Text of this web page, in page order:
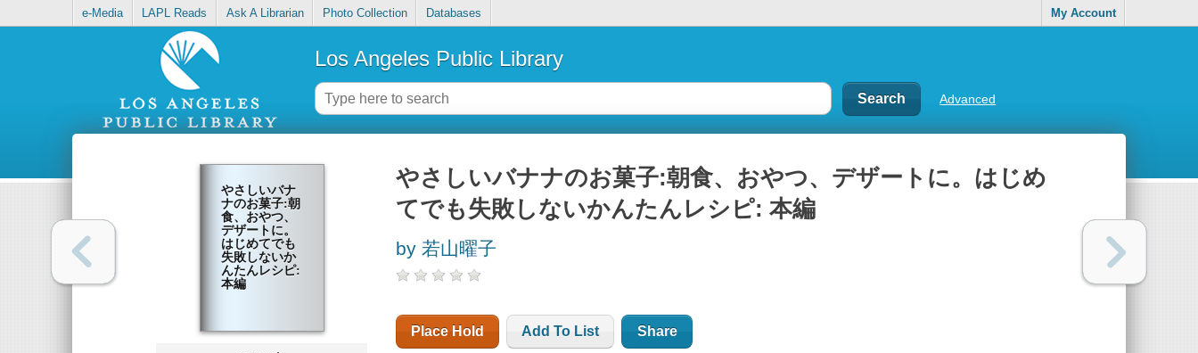
e-Media LAPL Reads Ask A Librarian Photo Collection Databases My Account
Los Angeles Public Library
Advanced
やさしいバナ
ナのお菓子:朝
食、おやつ、
デザートに。
はじめてでも
失敗しないか
んたんレシピ:
本編
やさしいバナナのお菓子:朝食、おやつ、デザートに。はじめ
てでも失敗しないかんたんレシピ: 本編
by 若山曜子
Place Hold Add To List Share